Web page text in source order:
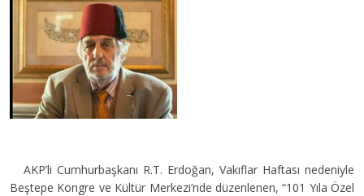
AKP’li Cumhurbaşkanı R.T. Erdoğan, Vakıflar Haftası nedeniyle
Beştepe Kongre ve Kültür Merkezi’nde düzenlenen, “101 Yıla Özel